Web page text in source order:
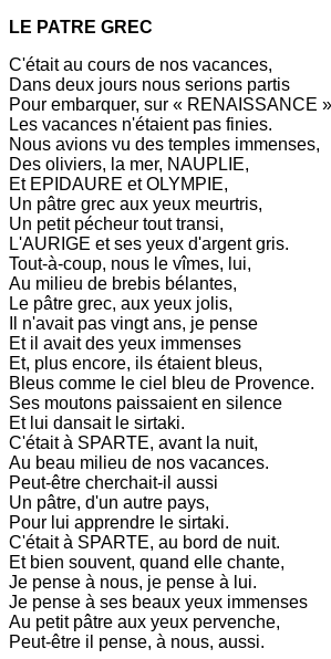
LE PATRE GREC
C'était au cours de nos vacances,
Dans deux jours nous serions partis
Pour embarquer, sur « RENAISSANCE »
Les vacances n'étaient pas finies.
Nous avions vu des temples immenses,
Des oliviers, la mer, NAUPLIE,
Et EPIDAURE et OLYMPIE,
Un pâtre grec aux yeux meurtris,
Un petit pécheur tout transi,
L'AURIGE et ses yeux d'argent gris.
Tout-à-coup, nous le vîmes, lui,
Au milieu de brebis bélantes,
Le pâtre grec, aux yeux jolis,
Il n'avait pas vingt ans, je pense
Et il avait des yeux immenses
Et, plus encore, ils étaient bleus,
Bleus comme le ciel bleu de Provence.
Ses moutons paissaient en silence
Et lui dansait le sirtaki.
C'était à SPARTE, avant la nuit,
Au beau milieu de nos vacances.
Peut-être cherchait-il aussi
Un pâtre, d'un autre pays,
Pour lui apprendre le sirtaki.
C'était à SPARTE, au bord de nuit.
Et bien souvent, quand elle chante,
Je pense à nous, je pense à lui.
Je pense à ses beaux yeux immenses
Au petit pâtre aux yeux pervenche,
Peut-être il pense, à nous, aussi.